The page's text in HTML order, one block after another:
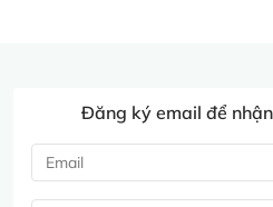
Đăng ký email để